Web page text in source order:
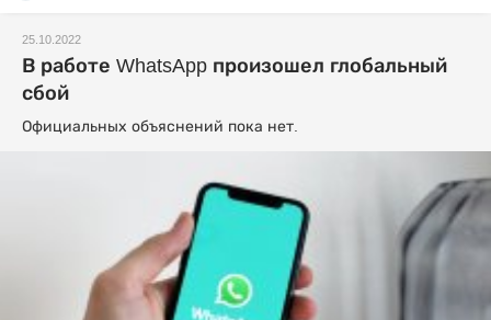
25.10.2022
В работе WhatsApp произошел глобальный
сбой
Официальных объяснений пока нет.